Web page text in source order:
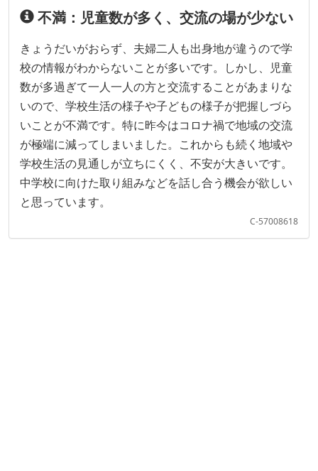
不満：児童数が多く、交流の場が少ない
きょうだいがおらず、夫婦二人も出身地が違うので学
校の情報がわからないことが多いです。しかし、児童
数が多過ぎて一人一人の方と交流することがあまりな
いので、学校生活の様子や子どもの様子が把握しづら
いことが不満です。特に昨今はコロナ禍で地域の交流
が極端に減ってしまいました。これからも続く地域や
学校生活の見通しが立ちにくく、不安が大きいです。
中学校に向けた取り組みなどを話し合う機会が欲しい
と思っています。
C-57008618